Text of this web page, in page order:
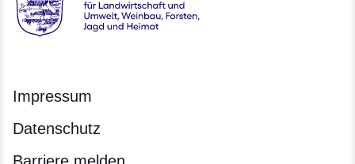
Hessen - Hessisches Heimatministerium
Impressum
Datenschutz